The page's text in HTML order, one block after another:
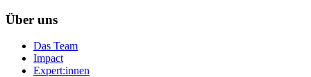
Über uns
Das Team
Impact
Expert:innen